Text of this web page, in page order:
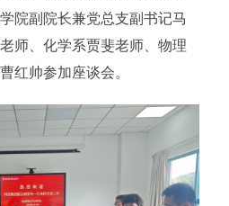
院副院长兼党总支副书记马
师、化学系贾斐老师、物理
红帅参加座谈会。